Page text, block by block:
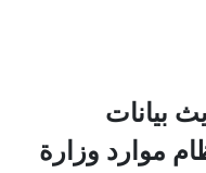
بيانات
موارد وزارة